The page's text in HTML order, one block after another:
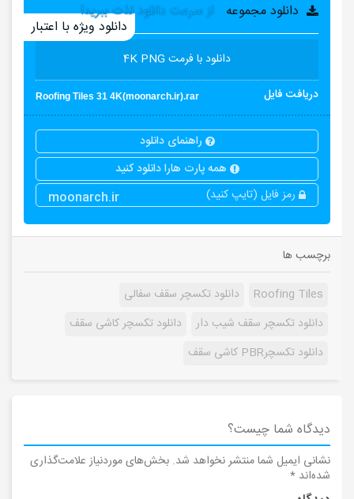
دانلود مجموعه از سرعت دانلود لذت ببرید!
دانلود ویژه با اعتبار
دانلود با فرمت 4K PNG
دریافت فایل
Roofing Tiles 31 4K(moonarch.ir).rar
راهنمای دانلود
همه پارت هارا دانلود کنید
رمز فایل (تایپ کنید)
moonarch.ir
برچسب ها
Roofing Tiles
دانلود تکسچر سقف سفالی
دانلود تکسچر سقف شیب دار
دانلود تکسچر کاشی سقف
دانلود تکسچرPBR کاشی سقف
دیدگاه شما چیست؟
نشانی ایمیل شما منتشر نخواهد شد. بخش‌های موردنیاز علامت‌گذاری
شده‌اند *